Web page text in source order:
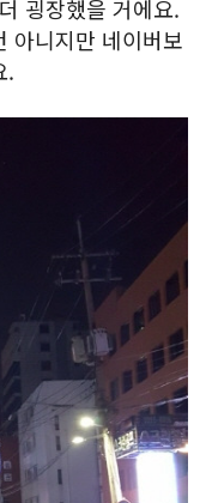
굉장했을 거에요.
아니지만 네이버보
.